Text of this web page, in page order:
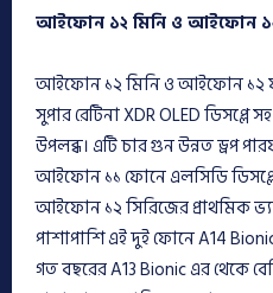
আইফোন ১২ মিনি ও আইফোন
আইফোন ১২ মিনি ও আইফোন ১২
সুপার রেটিনা XDR OLED ডিসপ্লে
উপলব্ধ। এটি চার গুন উন্নত ড্রপ
আইফোন ১১ ফোনে এলসিডি
আইফোন ১২ সিরিজের প্রাথমিক
পাশাপাশি এই দুই ফোনে A14
গত বছরের A13 Bionic এর থেকে